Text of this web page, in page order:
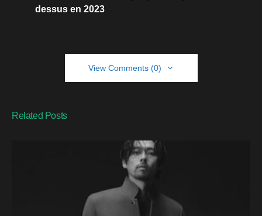
dessus en 2023
View Comments (0)
Related Posts